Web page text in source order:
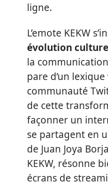
ligne.
L’emote KEKW
évolution
la
pare d’un
communauté
de cette
façonner un
se partagent en
de Juan Joya
KEKW, résonne
écrans de